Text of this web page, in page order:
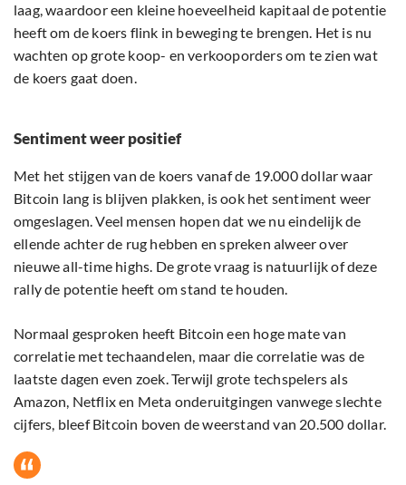
laag, waardoor een kleine hoeveelheid kapitaal de potentie
heeft om de koers flink in beweging te brengen. Het is nu
wachten op grote koop- en verkooporders om te zien wat
de koers gaat doen.
Sentiment weer positief
Met het stijgen van de koers vanaf de 19.000 dollar waar
Bitcoin lang is blijven plakken, is ook het sentiment weer
omgeslagen. Veel mensen hopen dat we nu eindelijk de
ellende achter de rug hebben en spreken alweer over
nieuwe all-time highs. De grote vraag is natuurlijk of deze
rally de potentie heeft om stand te houden.
Normaal gesproken heeft Bitcoin een hoge mate van
correlatie met techaandelen, maar die correlatie was de
laatste dagen even zoek. Terwijl grote techspelers als
Amazon, Netflix en Meta onderuitgingen vanwege slechte
cijfers, bleef Bitcoin boven de weerstand van 20.500 dollar.